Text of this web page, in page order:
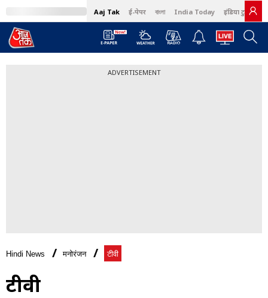
Aaj Tak ई-पेपर বাংলা India Today इंडिया टुडे हिंदी
ADVERTISEMENT
Hindi News मनोरंजन टीवी
टीवी